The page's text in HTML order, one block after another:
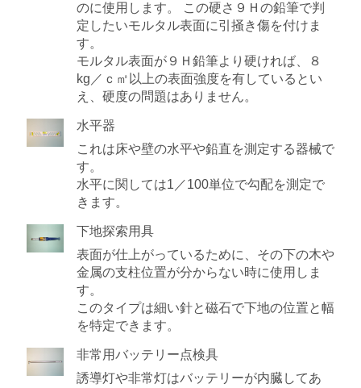
のに使用します。 この硬さ９Ｈの鉛筆で判
定したいモルタル表面に引掻き傷を付けま
す。
モルタル表面が９Ｈ鉛筆より硬ければ、８
kg／ｃ㎡以上の表面強度を有しているとい
え、硬度の問題はありません。
水平器
これは床や壁の水平や鉛直を測定する器械で
す。
水平に関しては1／100単位で勾配を測定で
きます。
下地探索用具
表面が仕上がっているために、その下の木や
金属の支柱位置が分からない時に使用しま
す。
このタイプは細い針と磁石で下地の位置と幅
を特定できます。
非常用バッテリー点検具
誘導灯や非常灯はバッテリーが内臓してあ